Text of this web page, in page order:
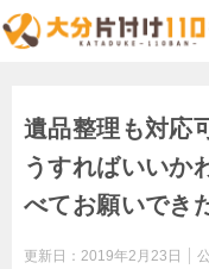
遺品整理も対応
うすればいいか
べてお願いでき
更新日： 2019年2月23日